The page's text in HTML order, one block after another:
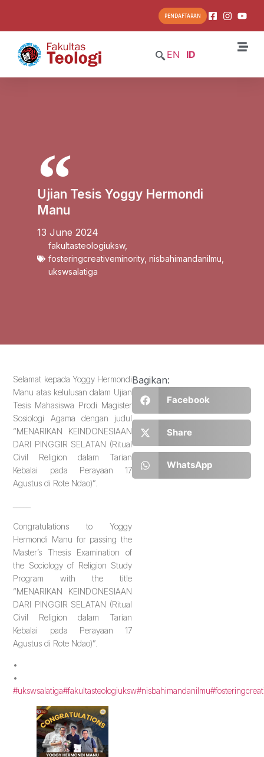
PENDAFTARAN
EN ID
Ujian Tesis Yoggy Hermondi
Manu
13 June 2024
fakultasteologiuksw,
fosteringcreativeminority, nisbahimandanilmu
ukswsalatiga
Selamat kepada Yoggy Hermondi
Manu atas kelulusan dalam Ujian
Tesis Mahasiswa Prodi Magister
Sosiologi Agama dengan judul
“MENARIKAN KEINDONESIAAN
DARI PINGGIR SELATAN (Ritual
Civil Religion dalam Tarian
Kebalai pada Perayaan 17
Agustus di Rote Ndao)”.
Congratulations to Yoggy
Hermondi Manu for passing the
Master’s Thesis Examination of
the Sociology of Religion Study
Program with the title
“MENARIKAN KEINDONESIAAN
DARI PINGGIR SELATAN (Ritual
Civil Religion dalam Tarian
Kebalai pada Perayaan 17
Agustus di Rote Ndao)”.
•
•
#ukswsalatiga#fakultasteologiuksw#nisbahimandanilmu
Bagikan:
Facebook
Share
WhatsApp